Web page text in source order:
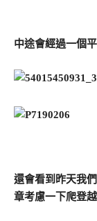
中途會經過一個
還會看到昨天我
章考慮一下爬登